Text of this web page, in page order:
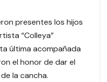
presentes los hijos
“Colleya”
última acompañada
el honor de dar el
la cancha.